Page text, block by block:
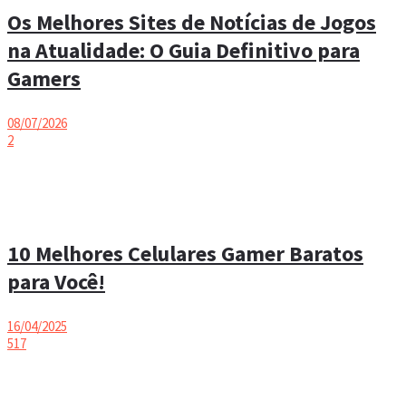
Os Melhores Sites de Notícias de Jogos
na Atualidade: O Guia Definitivo para
Gamers
08/07/2026
2
10 Melhores Celulares Gamer Baratos
para Você!
16/04/2025
517